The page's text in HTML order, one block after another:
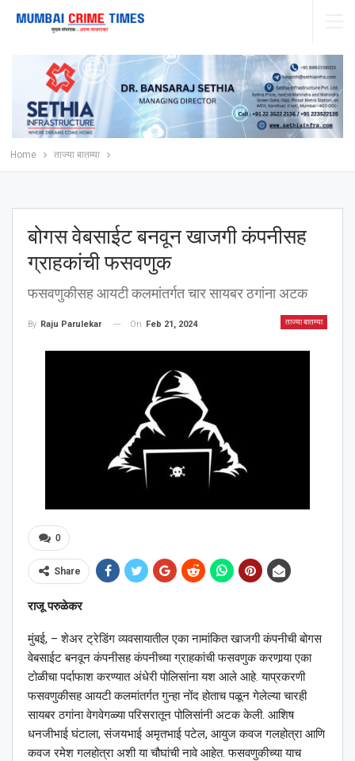
Home ताज्या बातम्या
बोगस वेबसाईट बनवून खाजगी कंपनीसह
ग्राहकांची फसवणुक
फसवणुकीसह आयटी कलमांतर्गत चार सायबर ठगांना अटक
ताज्या बातम्या
By Raju Parulekar On Feb 21, 2024
0
Share
राजू परुळेकर
मुंबई, – शेअर ट्रेडिंग व्यवसायातील एका नामांकित खाजगी कंपनीची बोगस
वेबसाईट बनवून कंपनीसह कंपनीच्या ग्राहकांची फसवणुक करणार्‍या एका
टोळीचा पर्दाफाश करण्यात अंधेरी पोलिसांना यश आले आहे. याप्रकरणी
फसवणुकीसह आयटी कलमांतर्गत गुन्हा नोंद होताच पळून गेलेल्या चारही
सायबर ठगांना वेगवेगळ्या परिसरातून पोलिसांनी अटक केली. आशिष
धनजीभाई घंटाला, संजयभाई अमृतभाई पटेल, आयुज कवज गलहोत्रा आणि
कवज रमेश गलहोत्रा अशी या चौघांची नावे आहेत. फसवणुकीच्या याच